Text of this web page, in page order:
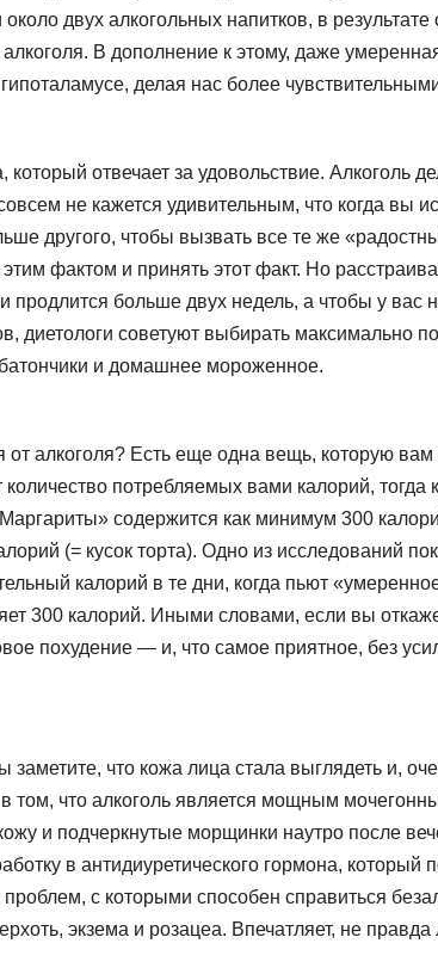
двух алкогольных напитков, в результате
В дополнение к этому, даже
делая нас более
отвечает за удовольствие. Алкоголь
не кажется удивительным, что когда вы
другого, чтобы вызвать все те же
фактом и принять этот факт. Но
продлится больше двух недель, а чтобы у вас
диетологи советуют выбирать максимально
батончики и домашнее мороженное.
от алкоголя? Есть еще одна вещь, которую вам
потребляемых вами калорий, тогда
содержится как минимум 300
(= кусок торта). Одно из исследований
калорий в те дни, когда пьют
300 калорий. Иными словами, если вы
похудение — и, что самое приятное, без
заметите, что кожа лица стала выглядеть и,
том, что алкоголь является мощным
и подчеркнутые морщинки наутро после
в антидиуретического гормона, который
с которыми способен справиться
экзема и розацеа. Впечатляет, не правда